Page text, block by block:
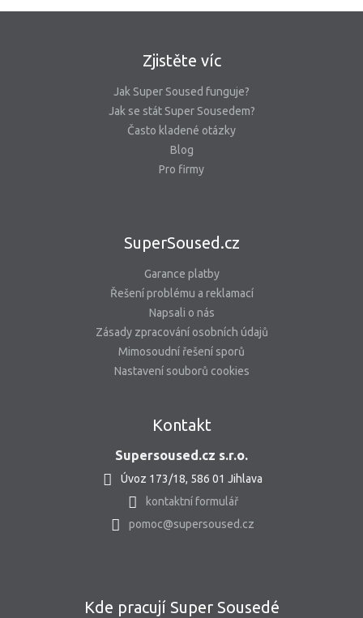
Zjistěte víc
Jak Super Soused funguje?
Jak se stát Super Sousedem?
Často kladené otázky
Blog
Pro firmy
SuperSoused.cz
Garance platby
Řešení problému a reklamací
Napsali o nás
Zásady zpracování osobních údajů
Mimosoudní řešení sporů
Nastavení souborů cookies
Kontakt
Supersoused.cz s.r.o.
Úvoz 173/18, 586 01 Jihlava
kontaktní formulář
pomoc@supersoused.cz
Kde pracují Super Sousedé